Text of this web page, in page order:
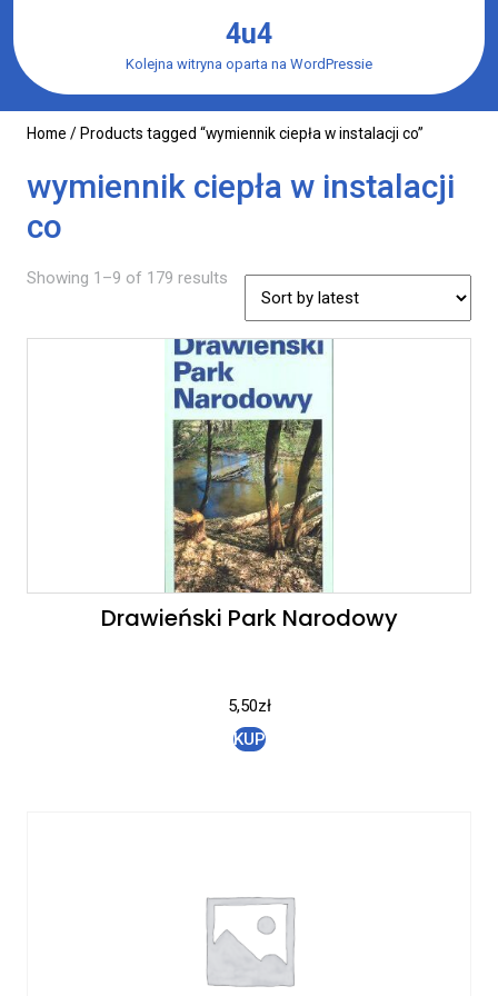
content
4u4
Kolejna witryna oparta na WordPressie
Home / Products tagged “wymiennik ciepła w instalacji co”
wymiennik ciepła w instalacji
co
Showing 1–9 of 179 results
Drawieński Park Narodowy
5,50zł
KUP